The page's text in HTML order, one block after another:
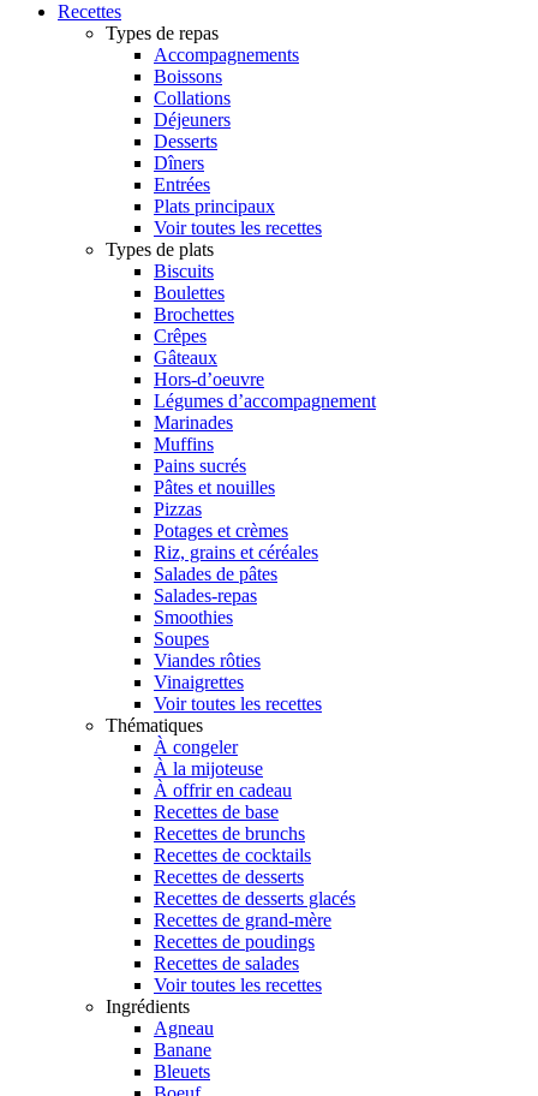
Recettes
Types de repas
Accompagnements
Boissons
Collations
Déjeuners
Desserts
Dîners
Entrées
Plats principaux
Voir toutes les recettes
Types de plats
Biscuits
Boulettes
Brochettes
Crêpes
Gâteaux
Hors-d’oeuvre
Légumes d’accompagnement
Marinades
Muffins
Pains sucrés
Pâtes et nouilles
Pizzas
Potages et crèmes
Riz, grains et céréales
Salades de pâtes
Salades-repas
Smoothies
Soupes
Viandes rôties
Vinaigrettes
Voir toutes les recettes
Thématiques
À congeler
À la mijoteuse
À offrir en cadeau
Recettes de base
Recettes de brunchs
Recettes de cocktails
Recettes de desserts
Recettes de desserts glacés
Recettes de grand-mère
Recettes de poudings
Recettes de salades
Voir toutes les recettes
Ingrédients
Agneau
Banane
Bleuets